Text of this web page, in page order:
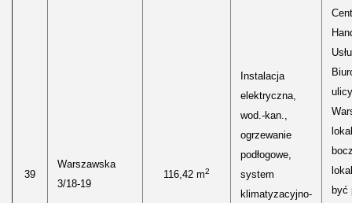
39
Warszawska
3/18-19
116,42 m2
Instalacja
elektryczna,
wod.-kan.,
ogrzewanie
podłogowe,
system
klimatyzacyjno-
ulicy
być